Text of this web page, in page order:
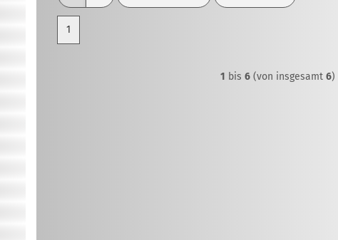
1
1 bis6 (von insgesamt6)